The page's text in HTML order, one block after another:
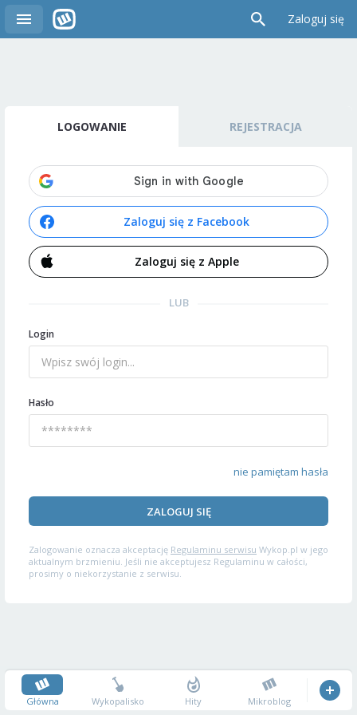
Zaloguj się
LOGOWANIE REJESTRACJA
Zaloguj się z Facebook
Zaloguj się z Apple
LUB
Login
Hasło
nie pamiętam hasła
ZALOGUJ SIĘ
Zalogowanie oznacza akceptację Regulaminu serwisu Wykop.pl w jego
aktualnym brzmieniu. Jeśli nie akceptujesz Regulaminu w całości,
prosimy o niekorzystanie z serwisu.
Główna Wykopalisko Hity Mikroblog